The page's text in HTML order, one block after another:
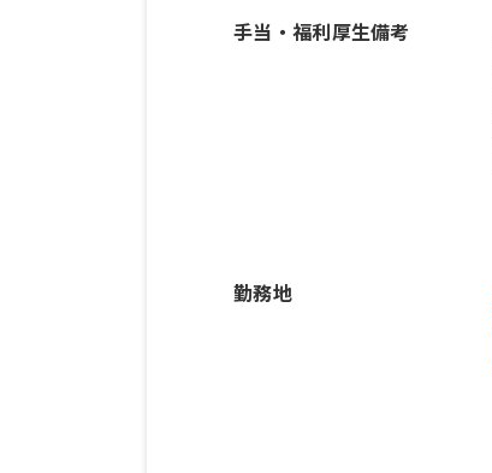
手当・福利厚生備考
勤務地